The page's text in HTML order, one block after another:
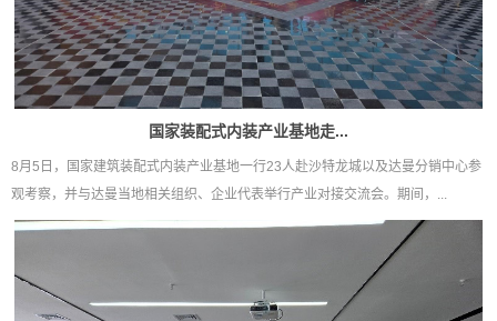
国家装配式内装产业基地走...
8月5日，国家建筑装配式内装产业基地一行23人赴沙特龙城以及达曼分销中心参
观考察，并与达曼当地相关组织、企业代表举行产业对接交流会。期间，...